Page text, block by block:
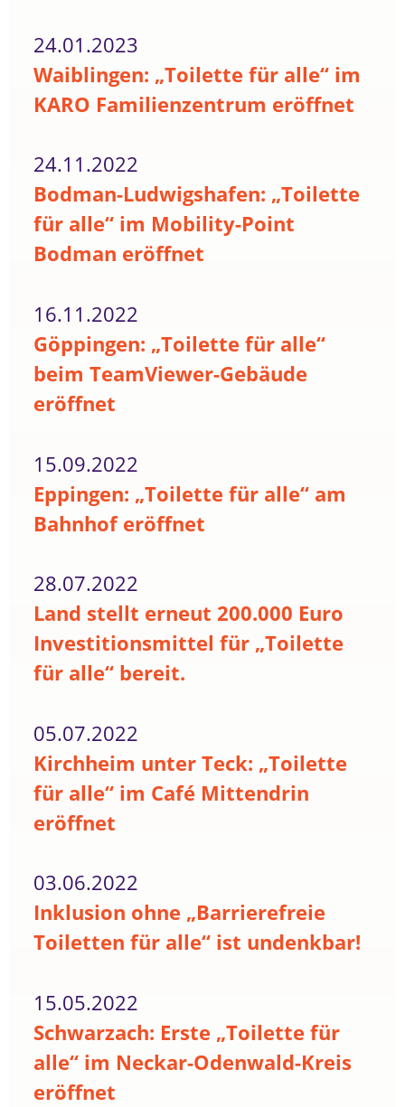
24.01.2023
Waiblingen: „Toilette für alle“ im
KARO Familienzentrum eröffnet
24.11.2022
Bodman-Ludwigshafen: „Toilette
für alle“ im Mobility-Point
Bodman eröffnet
16.11.2022
Göppingen: „Toilette für alle“
beim TeamViewer-Gebäude
eröffnet
15.09.2022
Eppingen: „Toilette für alle“ am
Bahnhof eröffnet
28.07.2022
Land stellt erneut 200.000 Euro
Investitionsmittel für „Toilette
für alle“ bereit.
05.07.2022
Kirchheim unter Teck: „Toilette
für alle“ im Café Mittendrin
eröffnet
03.06.2022
Inklusion ohne „Barrierefreie
Toiletten für alle“ ist undenkbar!
15.05.2022
Schwarzach: Erste „Toilette für
alle“ im Neckar-Odenwald-Kreis
eröffnet